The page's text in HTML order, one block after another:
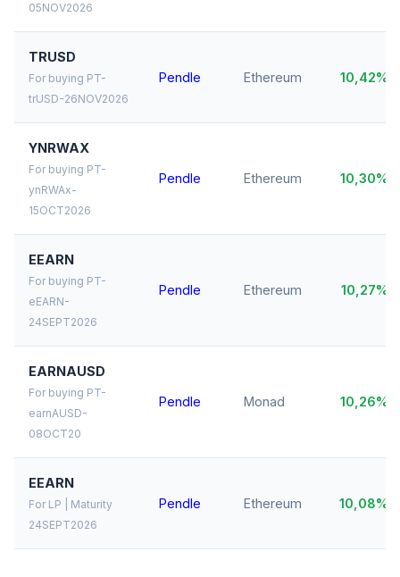
05NOV2026
TRUSD
For buying PT-
trUSD-26NOV2026
Pendle Ethereum 10,42%
YNRWAX
For buying PT-
ynRWAx-
15OCT2026
Pendle Ethereum 10,30%
EEARN
For buying PT-
eEARN-
24SEPT2026
Pendle Ethereum 10,27%
EARNAUSD
For buying PT-
earnAUSD-
08OCT20
Pendle Monad 10,26%
EEARN
For LP | Maturity
24SEPT2026
Pendle Ethereum 10,08%